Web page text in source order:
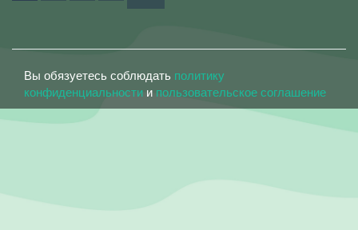
Вы обязуетесь соблюдать политику
конфиденциальности и пользовательское соглашение